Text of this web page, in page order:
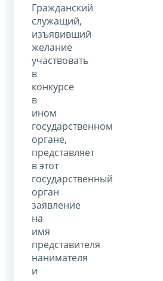
Гражданский
служащий,
изъявивший
желание
участвовать
в
конкурсе
в
ином
государственном
органе,
представляет
в этот
государственный
орган
заявление
на
имя
представителя
нанимателя
и